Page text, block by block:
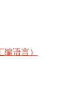
语言）